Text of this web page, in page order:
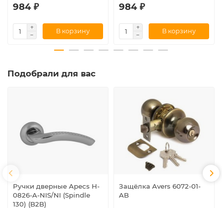
984 ₽
В корзину
984 ₽
В корзину
Подобрали для вас
Ручки дверные Apecs H-
0826-A-NIS/NI (Spindle
130) (B2B)
Защёлка Avers 6072-01-
AB